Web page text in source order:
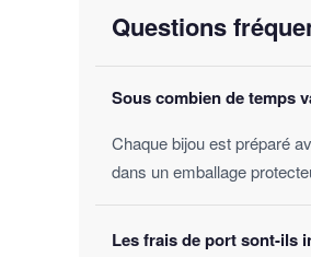
Questions
Sous combien de temps
Chaque bijou est préparé
dans un emballage
Les frais de port sont-ils